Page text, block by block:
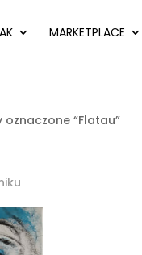
MARKETPLACE
“Flatau”